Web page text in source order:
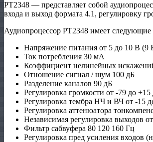
PT2348 — представляет собой
входа и выход формата 4.1, регулировку
Аудиопроцессор PT2348 имеет следующие
Напряжение питания от 5 до 10 В
Ток потребления 30 мА
Коэффициент нелинейных
Отношение сигнал / шум 100 дБ
Разделение каналов 90 дБ
Регулировка громкости от -79 до +15
Регулировка тембра НЧ и ВЧ от -15
Регулировка аттенюатора
Независимая регулировка выходов
Фильтр сабвуфера 80 120 160 Гц
Регулировка пред усиления входов